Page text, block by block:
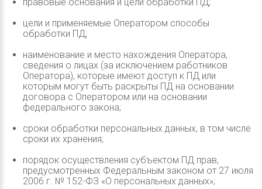
цели и применяемые Оператором способы
обработки ПД;
наименование и место нахождения Оператора,
сведения о лицах (за исключением работников
Оператора), которые имеют доступ к ПД или
которым могут быть раскрыты ПД на основании
договора с Оператором или на основании
федерального закона;
сроки обработки персональных данных, в том числе
сроки их хранения;
порядок осуществления субъектом ПД прав,
предусмотренных Федеральным законом от 27 июля
2006 г. № 152-ФЗ «О персональных данных»;